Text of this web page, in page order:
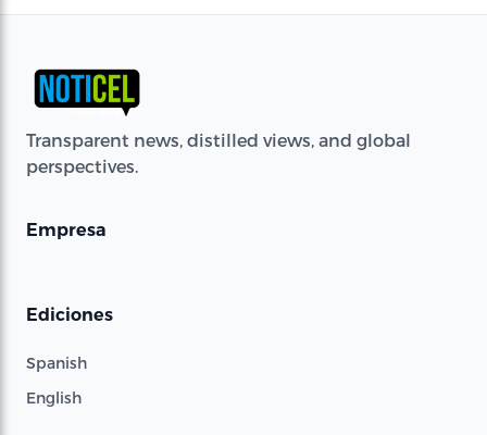
Transparent news, distilled views, and global
perspectives.
Empresa
Ediciones
Spanish
English